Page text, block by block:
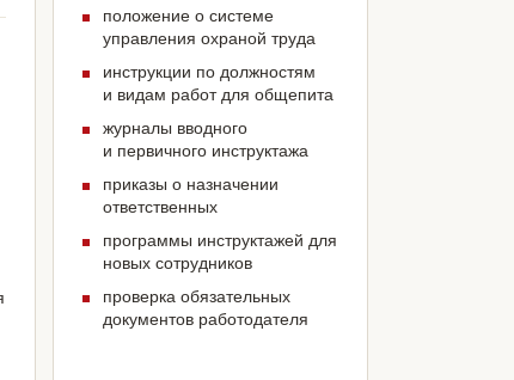
положение о системе
управления охраной труда
инструкции по должностям
и видам работ для общепита
журналы вводного
и первичного инструктажа
приказы о назначении
ответственных
программы инструктажей для
новых сотрудников
проверка обязательных
документов работодателя